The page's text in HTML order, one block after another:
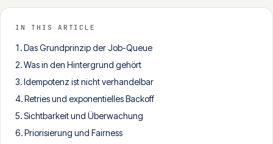
CONTACT
+41 79 508 28 06
IN THIS ARTICLE
Das Grundprinzip der Job-Queue
Was in den Hintergrund gehört
Idempotenz ist nicht verhandelbar
Retries und exponentielles Backoff
Sichtbarkeit und Überwachung
Priorisierung und Fairness